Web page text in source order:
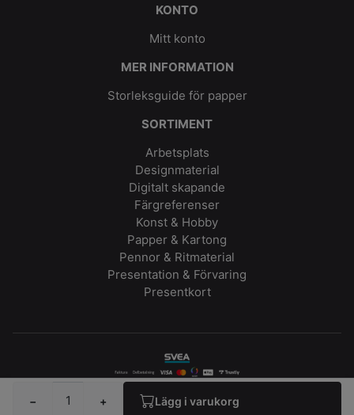
− + Lägg i varukorg
KONTO
Mitt konto
MER INFORMATION
Storleksguide för papper
SORTIMENT
Arbetsplats
Designmaterial
Digitalt skapande
Färgreferenser
Konst & Hobby
Papper & Kartong
Pennor & Ritmaterial
Presentation & Förvaring
Presentkort
© 2026 matton.se